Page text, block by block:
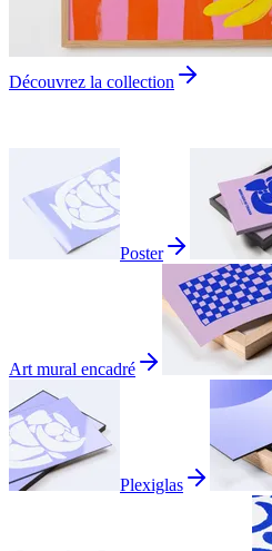
Découvrez la collection
Poster
Art mural encadré
Plexiglas